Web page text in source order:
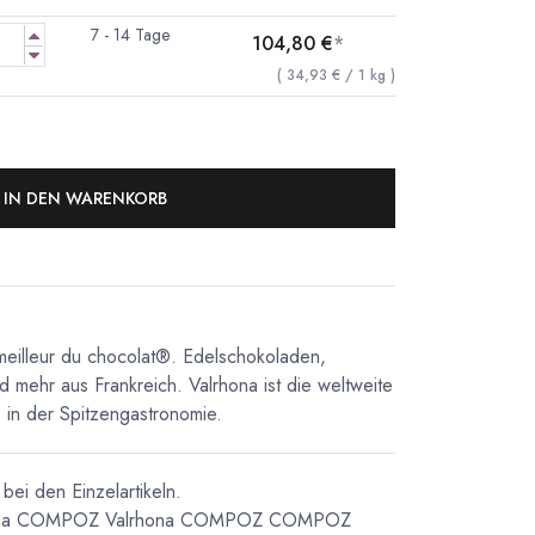
7 - 14 Tage 104,80 €*
( 34,93 € / 1 kg )
IN DEN WARENKORB
du chocolat®. Edelschokoladen,
mehr aus Frankreich. Valrhona ist die weltweite
der Spitzengastronomie.
den Einzelartikeln.
COMPOZ Valrhona COMPOZ COMPOZ